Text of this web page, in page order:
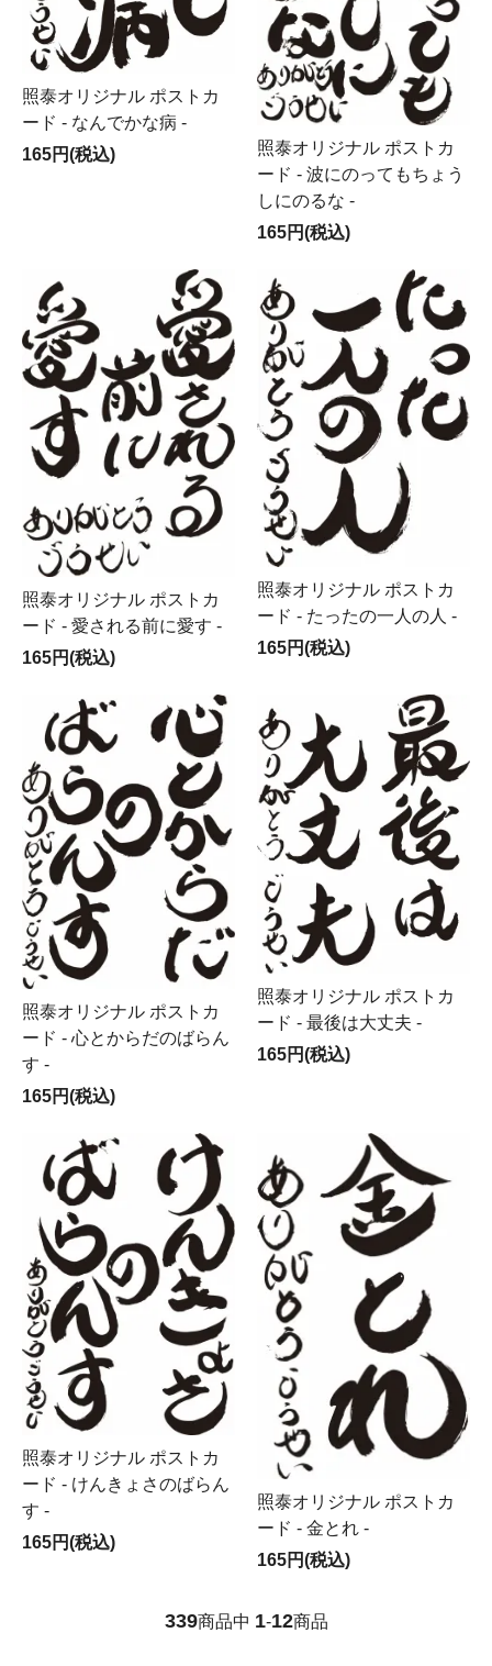
照泰オリジナル ポストカ
ード - なんでかな病 -
165円(税込)
照泰オリジナル ポストカ
ード - 波にのってもちょう
しにのるな -
165円(税込)
照泰オリジナル ポストカ
ード - 愛される前に愛す -
165円(税込)
照泰オリジナル ポストカ
ード - たったの一人の人 -
165円(税込)
照泰オリジナル ポストカ
ード - 心とからだのばらん
す -
165円(税込)
照泰オリジナル ポストカ
ード - 最後は大丈夫 -
165円(税込)
照泰オリジナル ポストカ
ード - けんきょさのばらん
す -
165円(税込)
照泰オリジナル ポストカ
ード - 金とれ -
165円(税込)
339商品中 1-12商品